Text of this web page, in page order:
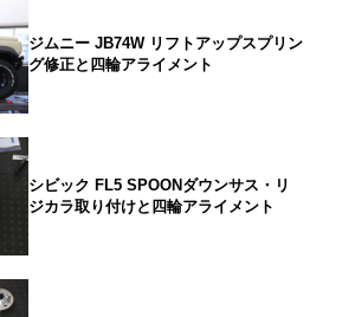
ジムニー JB74W リフトアップスプリン
グ修正と四輪アライメント
シビック FL5 SPOONダウンサス・リ
ジカラ取り付けと四輪アライメント